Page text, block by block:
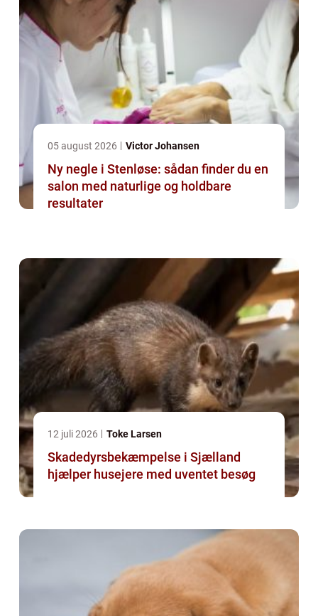
05 august 2026 Victor Johansen
Ny negle i Stenløse: sådan finder du en
salon med naturlige og holdbare
resultater
12 juli 2026 Toke Larsen
Skadedyrsbekæmpelse i Sjælland
hjælper husejere med uventet besøg